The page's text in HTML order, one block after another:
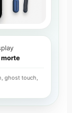
ghost touch,